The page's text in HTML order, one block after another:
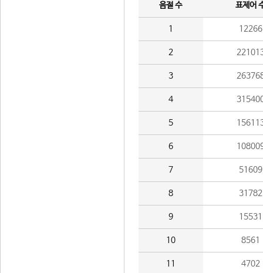
음절 수 표제어
1 12266
2
3
4
5
6
7 51609
8 31782
9 15531
10 8561
11 4702